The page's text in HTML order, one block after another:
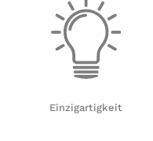
Einzigartigkeit